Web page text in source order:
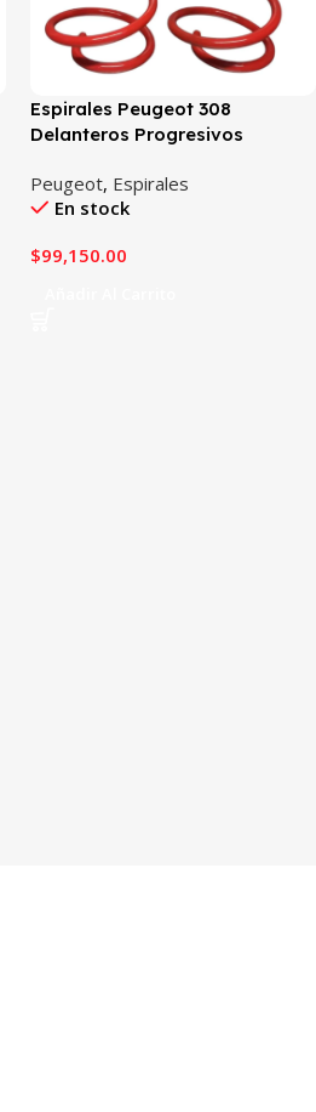
Espirales Peugeot 308
Delanteros Progresivos
Peugeot, Espirales
En stock
$99,150.00